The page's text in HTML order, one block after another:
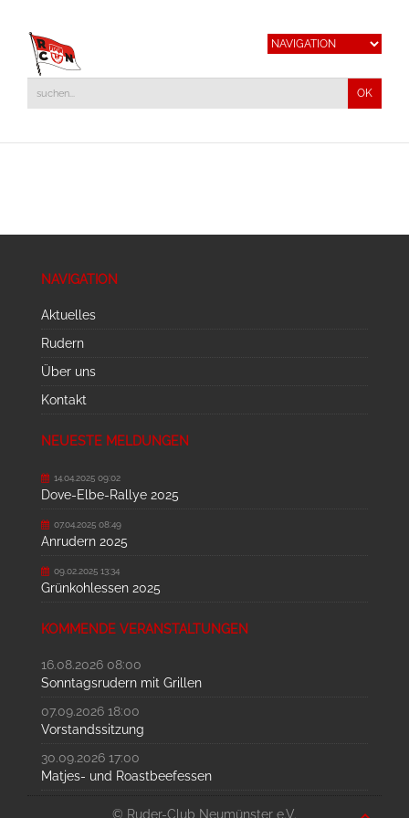
NAVIGATION
Aktuelles
Rudern
Über uns
Kontakt
NEUESTE MELDUNGEN
14.04.2025 09:02
Dove-Elbe-Rallye 2025
07.04.2025 08:49
Anrudern 2025
09.02.2025 13:34
Grünkohlessen 2025
KOMMENDE VERANSTALTUNGEN
16.08.2026 08:00
Sonntagsrudern mit Grillen
07.09.2026 18:00
Vorstandssitzung
30.09.2026 17:00
Matjes- und Roastbeefessen
© Ruder-Club Neumünster e.V.